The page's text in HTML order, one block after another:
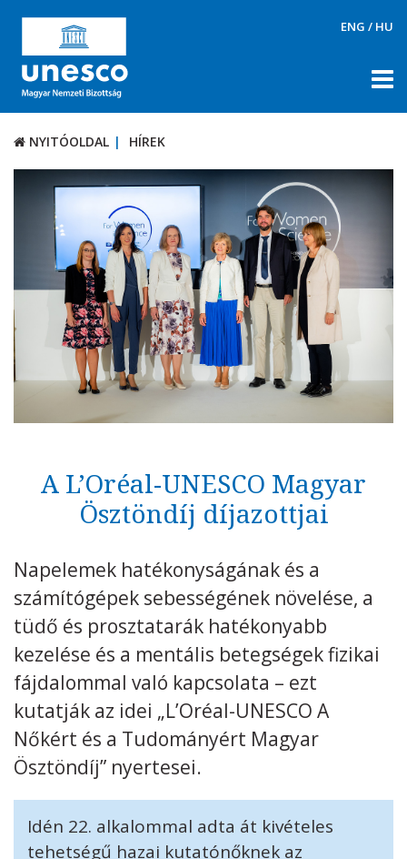
ENG / HU
NYITÓOLDAL HÍREK
RÓLUNK
TÉMÁK
DOKUMENTUMTÁR
PÁLYÁZATOK / DÍJAK
KAPCSOLAT
Adatkezelési tájékoztató Impresszum
Technikai információk
NYITÓOLDAL HÍREK
A L’Oréal-UNESCO Magyar
Ösztöndíj díjazottjai
Napelemek hatékonyságának és a
számítógépek sebességének növelése, a
tüdő és prosztatarák hatékonyabb
kezelése és a mentális betegségek fizikai
fájdalommal való kapcsolata – ezt
kutatják az idei „L’Oréal-UNESCO A
Nőkért és a Tudományért Magyar
Ösztöndíj” nyertesei.
Idén 22. alkalommal adta át kivételes
tehetségű hazai kutatónőknek az